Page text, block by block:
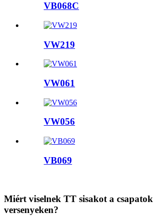
VB068C
VW219
VW061
VW056
VB069
Miért viselnek TT sisakot a
versenyeken?